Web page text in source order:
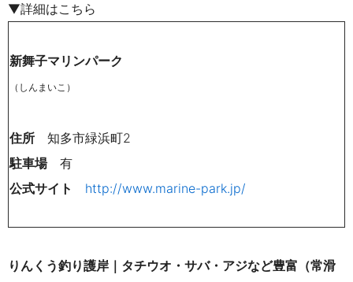
▼詳細はこちら
新舞子マリンパーク
（しんまいこ）
住所
知多市緑浜町2
駐車場有
公式サイト
http://www.marine-park.jp/
りんくう釣り護岸｜タチウオ・サバ・アジなど豊富（常滑